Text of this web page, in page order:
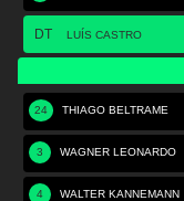
DT LUÍS CASTRO
24 THIAGO BELTRAME
3 WAGNER LEONARDO
4 WALTER KANNEMANN